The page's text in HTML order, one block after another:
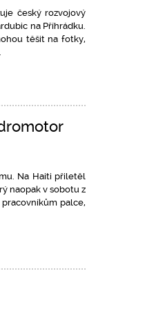
český rozvojový
na Příhrádku.
těšit na fotky,
Na Haiti přiletěl
naopak v sobotu z
palce,